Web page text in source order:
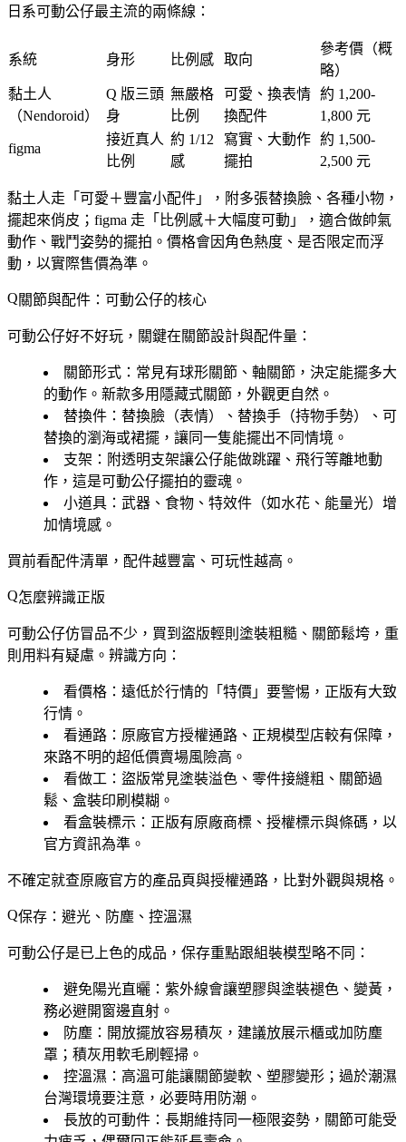
日系可動公仔最主流的兩條線：
系統 身形 比例感 取向
參考價（概
略）
黏土人
（Nendoroid）
Q 版三頭
身
無嚴格
比例
可愛、換表情
換配件
約 1,200-
1,800 元
figma
接近真人
比例
約 1/12
感
寫實、大動作
擺拍
約 1,500-
2,500 元
黏土人走「可愛＋豐富小配件」，附多張替換臉、各種小物，
擺起來俏皮；figma 走「比例感＋大幅度可動」，適合做帥氣
動作、戰鬥姿勢的擺拍。價格會因角色熱度、是否限定而浮
動，以實際售價為準。
關節與配件：可動公仔的核心
可動公仔好不好玩，關鍵在關節設計與配件量：
關節形式 ：常見有球形關節、軸關節，決定能擺多大
的動作。新款多用隱藏式關節，外觀更自然。
替換件 ：替換臉（表情）、替換手（持物手勢）、可
替換的瀏海或裙擺，讓同一隻能擺出不同情境。
支架 ：附透明支架讓公仔能做跳躍、飛行等離地動
作，這是可動公仔擺拍的靈魂。
小道具 ：武器、食物、特效件（如水花、能量光）增
加情境感。
買前看配件清單，配件越豐富、可玩性越高。
怎麼辨識正版
可動公仔仿冒品不少，買到盜版輕則塗裝粗糙、關節鬆垮，重
則用料有疑慮。辨識方向：
看價格 ：遠低於行情的「特價」要警惕，正版有大致
行情。
看通路 ：原廠官方授權通路、正規模型店較有保障，
來路不明的超低價賣場風險高。
看做工 ：盜版常見塗裝溢色、零件接縫粗、關節過
鬆、盒裝印刷模糊。
看盒裝標示 ：正版有原廠商標、授權標示與條碼，以
官方資訊為準。
不確定就查原廠官方的產品頁與授權通路，比對外觀與規格。
保存：避光、防塵、控溫濕
可動公仔是已上色的成品，保存重點跟組裝模型略不同：
避免陽光直曬 ：紫外線會讓塑膠與塗裝褪色、變黃，
務必避開窗邊直射。
防塵 ：開放擺放容易積灰，建議放展示櫃或加防塵
罩；積灰用軟毛刷輕掃。
控溫濕 ：高溫可能讓關節變軟、塑膠變形；過於潮濕
台灣環境要注意，必要時用防潮。
長放的可動件 ：長期維持同一極限姿勢，關節可能受